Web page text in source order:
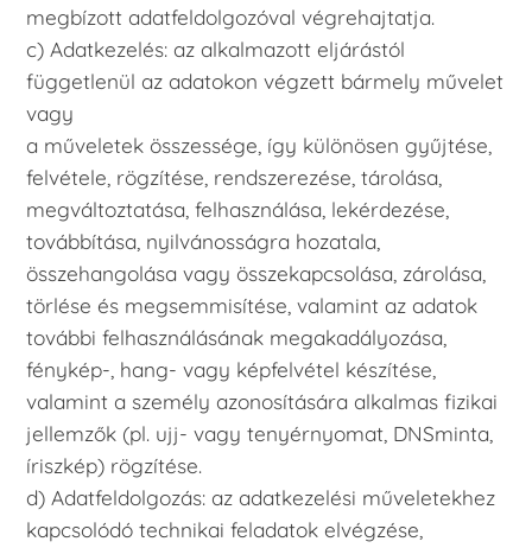
megbízott adatfeldolgozóval végrehajtatja.
c) Adatkezelés: az alkalmazott eljárástól
függetlenül az adatokon végzett bármely művelet
vagy
a műveletek összessége, így különösen gyűjtése,
felvétele, rögzítése, rendszerezése, tárolása,
megváltoztatása, felhasználása, lekérdezése,
továbbítása, nyilvánosságra hozatala,
összehangolása vagy összekapcsolása, zárolása,
törlése és megsemmisítése, valamint az adatok
további felhasználásának megakadályozása,
fénykép-, hang- vagy képfelvétel készítése,
valamint a személy azonosítására alkalmas fizikai
jellemzők (pl. ujj- vagy tenyérnyomat, DNSminta,
íriszkép) rögzítése.
d) Adatfeldolgozás: az adatkezelési műveletekhez
kapcsolódó technikai feladatok elvégzése,